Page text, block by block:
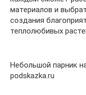
материалов и
создания
теплолюбивых
Небольшой парник
podskazka.ru